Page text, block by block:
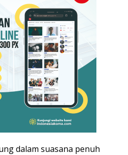
dalam suasana penuh